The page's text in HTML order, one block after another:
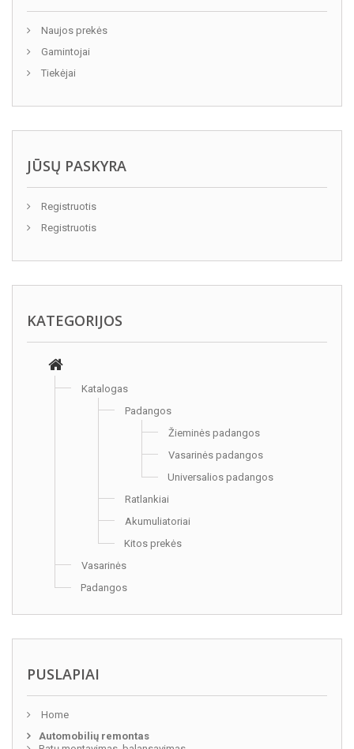
Naujos prekės
Gamintojai
Tiekėjai
JŪSŲ PASKYRA
Registruotis
Registruotis
KATEGORIJOS
Katalogas
Padangos
Žieminės padangos
Vasarinės padangos
Universalios padangos
Ratlankiai
Akumuliatoriai
Kitos prekės
Vasarinės
Padangos
PUSLAPIAI
Home
Automobilių remontas